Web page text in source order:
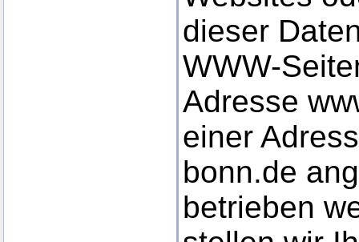
dieser
WWW-
Adresse
einer
bonn.de
betrieben